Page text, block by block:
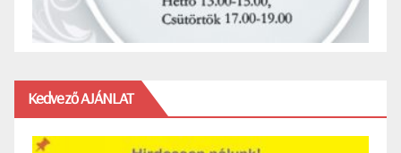
Kedvező AJÁNLAT